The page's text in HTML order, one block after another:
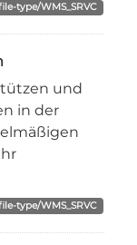
type/WMS_SRVC
und
in der
type/WMS_SRVC